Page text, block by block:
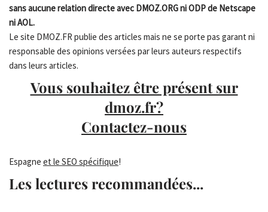
sans aucune relation directe avec DMOZ.ORG ni ODP de Netscape
ni AOL.
Le site DMOZ.FR publie des articles mais ne se porte pas garant ni
responsable des opinions versées par leurs auteurs respectifs
dans leurs articles.
Vous souhaitez être présent sur
dmoz.fr?
Contactez-nous
Espagne et le SEO spécifique!
Les lectures recommandées...